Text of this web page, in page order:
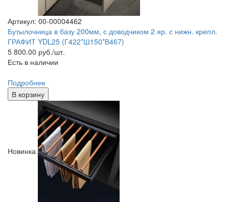
Артикул: 00-00004462
Бутылочница в базу 200мм, с доводчиком 2 яр. с нижн. крепл.
ГРАФИТ YDL25 (Г422*Ш150*В467)
5 800.00 руб./шт.
Есть в наличии
Подробнее
В корзину
Новинка